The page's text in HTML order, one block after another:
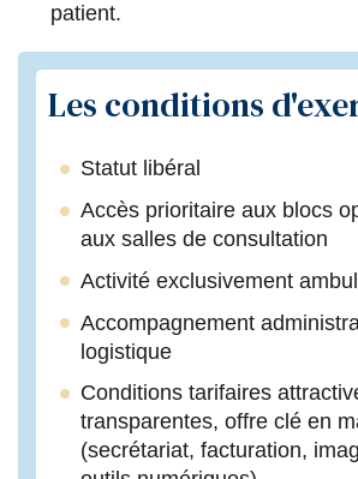
patient.
Les conditions
Statut libéral
Accès prioritaire aux blocs
aux salles de consultation
Activité exclusivement
Accompagnement
logistique
Conditions tarifaires
transparentes, offre clé en
(secrétariat, facturation,